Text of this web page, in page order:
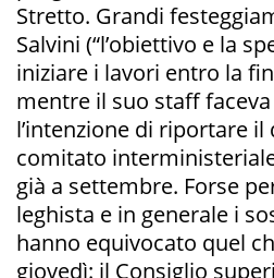
Stretto. Grandi
Salvini (“l’obiettivo e la
iniziare i lavori entro la
mentre il suo staff
l’intenzione di riportare il
comitato
già a settembre. Forse
leghista e in generale i
hanno equivocato quel
giovedì: il Consiglio